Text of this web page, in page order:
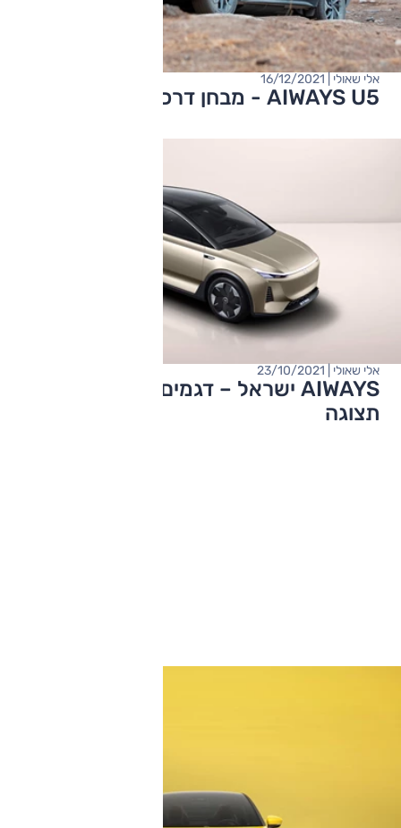
AIWAYS U5 - מבחן דרכים (חשמלי)
אלי שאולי | 16/12/2021
AIWAYS ישראל – דגמים נוספים, אולם
תצוגה
אלי שאולי | 23/10/2021